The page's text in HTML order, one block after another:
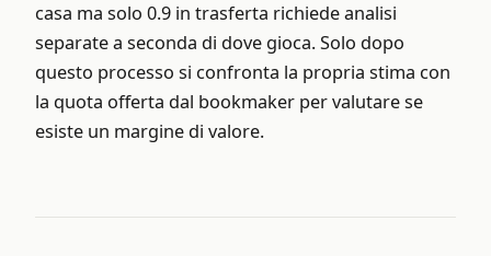
casa ma solo 0.9 in trasferta richiede analisi
separate a seconda di dove gioca. Solo dopo
questo processo si confronta la propria stima con
la quota offerta dal bookmaker per valutare se
esiste un margine di valore.